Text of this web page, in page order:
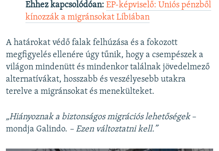
Ehhez kapcsolódóan: EP-képviselő: Uniós pénzből
kínozzák a migránsokat Líbiában
A határokat védő falak felhúzása és a fokozott
megfigyelés ellenére úgy tűnik, hogy a csempészek a
világon mindenütt és mindenkor találnak jövedelmező
alternatívákat, hosszabb és veszélyesebb utakra
terelve a migránsokat és menekülteket.
„Hiányoznak a biztonságos migrációs lehetőségek–
mondja Galindo. – Ezen változtatni kell.”